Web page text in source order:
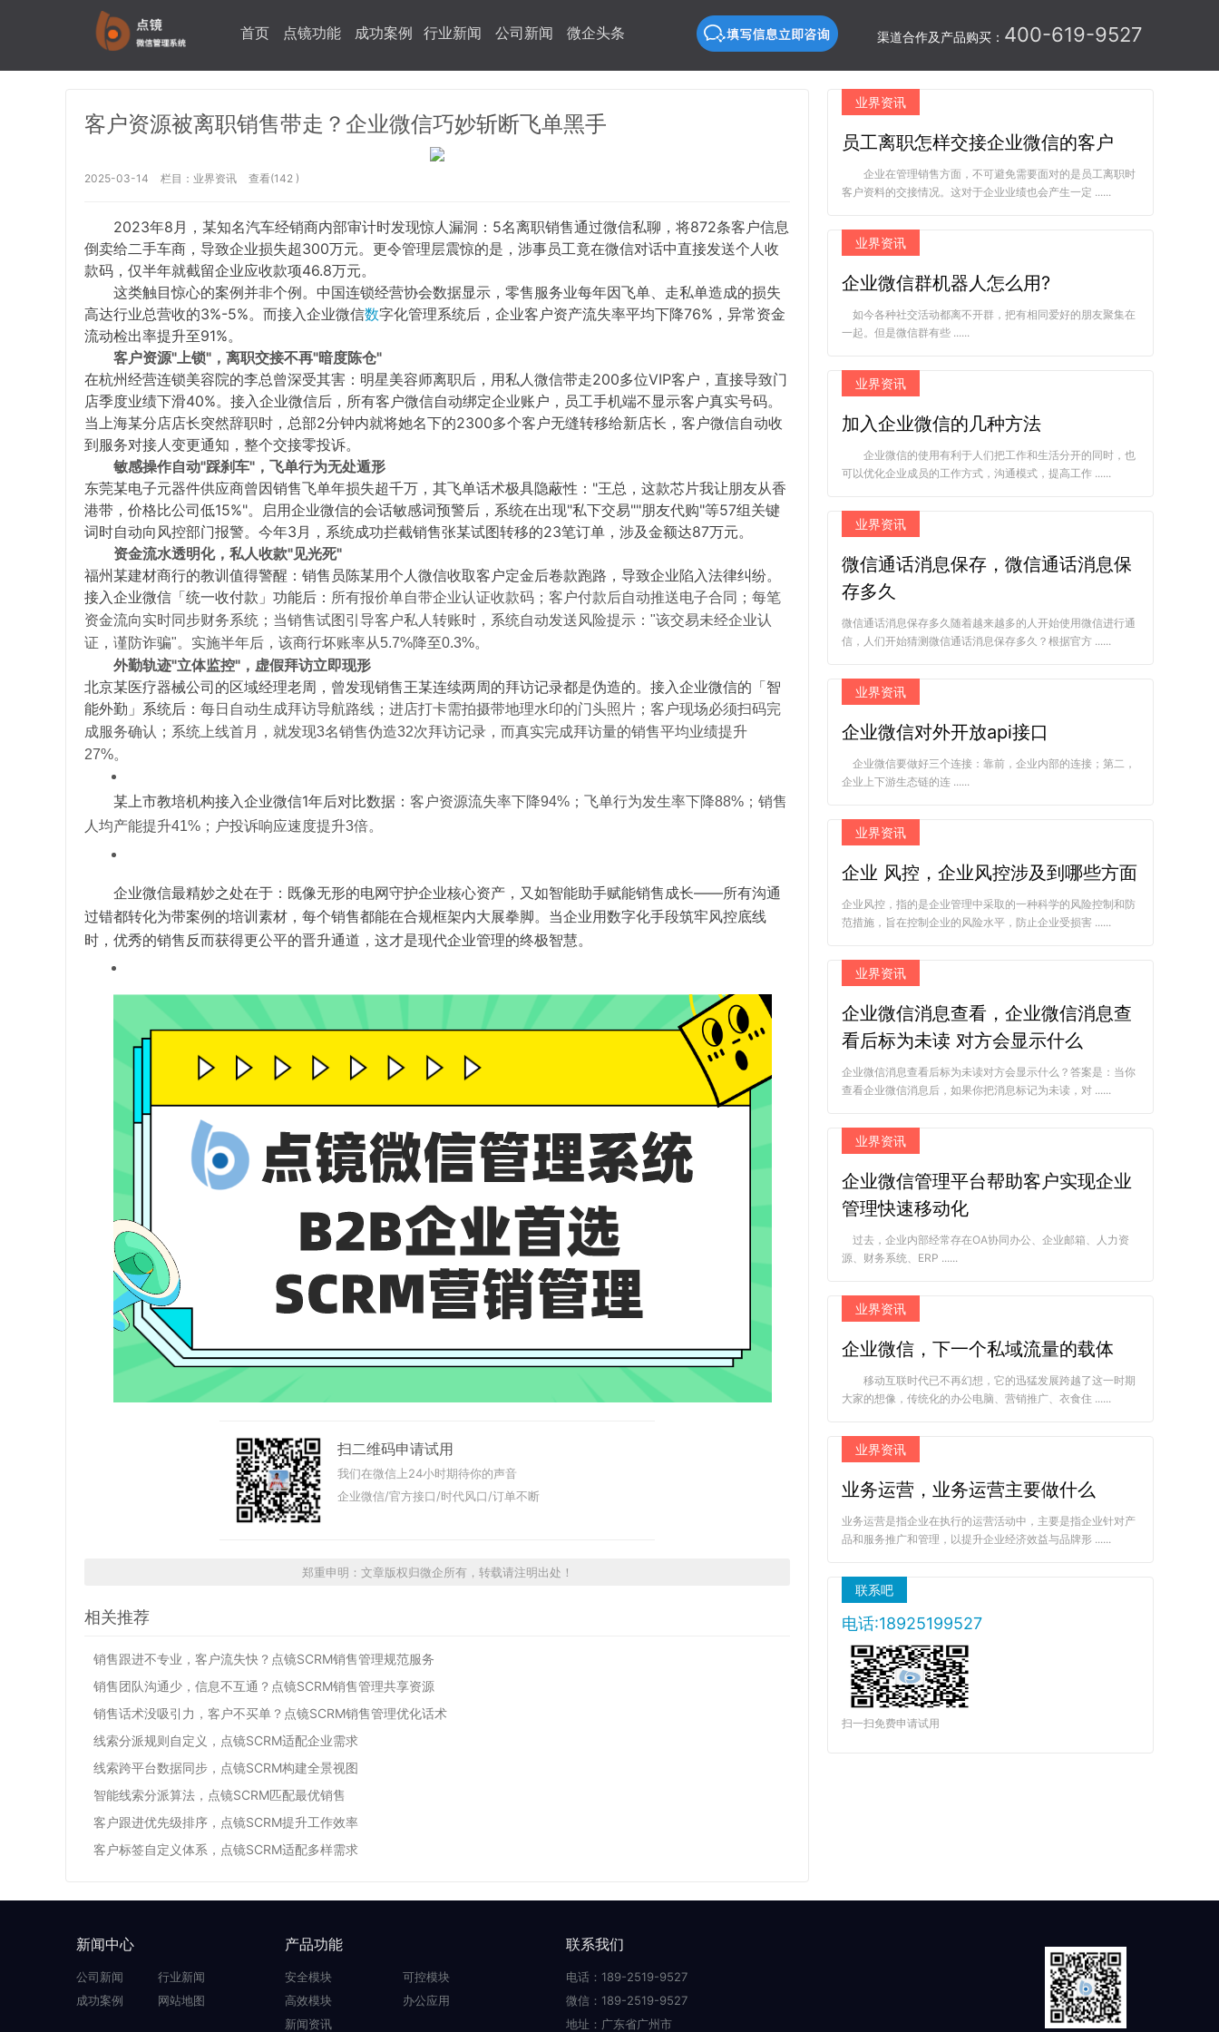
渠道合作及产品购买： 400-619-9527
首页 点镜功能 成功案例 行业新闻 公司新闻 微企头条
客户资源被离职销售带走？企业微信巧妙斩断飞单黑手
2025-03-14 栏目： 业界资讯 查看(142 )
2023年8月，某知名汽车经销商内部审计时发现惊人漏洞：5名离职销售通过微信私聊，将872条客户信息
倒卖给二手车商，导致企业损失超300万元。更令管理层震惊的是，涉事员工竟在微信对话中直接发送个人收
款码，仅半年就截留企业应收款项46.8万元。
这类触目惊心的案例并非个例。中国连锁经营协会数据显示，零售服务业每年因飞单、走私单造成的损失
高达行业总营收的3%-5%。而接入企业微信数字化管理系统后，企业客户资产流失率平均下降76%，异常资金
流动检出率提升至91%。
客户资源"上锁"，离职交接不再"暗度陈仓"
在杭州经营连锁美容院的李总曾深受其害：明星美容师离职后，用私人微信带走200多位VIP客户，直接导致门
店季度业绩下滑40%。接入企业微信后，所有客户微信自动绑定企业账户，员工手机端不显示客户真实号码。
当上海某分店店长突然辞职时，总部2分钟内就将她名下的2300多个客户无缝转移给新店长，客户微信自动收
到服务对接人变更通知，整个交接零投诉。
敏感操作自动"踩刹车"，飞单行为无处遁形
东莞某电子元器件供应商曾因销售飞单年损失超千万，其飞单话术极具隐蔽性："王总，这款芯片我让朋友从香
港带，价格比公司低15%"。启用企业微信的会话敏感词预警后，系统在出现"私下交易""朋友代购"等57组关键
词时自动向风控部门报警。今年3月，系统成功拦截销售张某试图转移的23笔订单，涉及金额达87万元。
资金流水透明化，私人收款"见光死"
福州某建材商行的教训值得警醒：销售员陈某用个人微信收取客户定金后卷款跑路，导致企业陷入法律纠纷。
接入企业微信「统一收付款」功能后： 所有报价单自带企业认证收款码； 客户付款后自动推送电子合同； 每笔
资金流向实时同步财务系统； 当销售试图引导客户私人转账时，系统自动发送风险提示："该交易未经企业认
证，谨防诈骗"。实施半年后，该商行坏账率从5.7%降至0.3%。
外勤轨迹"立体监控"，虚假拜访立即现形
北京某医疗器械公司的区域经理老周，曾发现销售王某连续两周的拜访记录都是伪造的。接入企业微信的「智
能外勤」系统后： 每日自动生成拜访导航路线； 进店打卡需拍摄带地理水印的门头照片； 客户现场必须扫码完
成服务确认； 系统上线首月，就发现3名销售伪造32次拜访记录，而真实完成拜访量的销售平均业绩提升
27%。
某上市教培机构接入企业微信1年后对比数据： 客户资源流失率下降94%； 飞单行为发生率下降88%； 销售
人均产能提升41%； 户投诉响应速度提升3倍。
企业微信最精妙之处在于：既像无形的电网守护企业核心资产，又如智能助手赋能销售成长——所有沟通
过错都转化为带案例的培训素材，每个销售都能在合规框架内大展拳脚。当企业用数字化手段筑牢风控底线
时，优秀的销售反而获得更公平的晋升通道，这才是现代企业管理的终极智慧。
扫二维码申请试用
我们在微信上24小时期待你的声音
企业微信/官方接口/时代风口/订单不断
郑重申明：文章版权归微企所有，转载请注明出处！
相关推荐
销售跟进不专业，客户流失快？点镜SCRM销售管理规范服务
销售团队沟通少，信息不互通？点镜SCRM销售管理共享资源
销售话术没吸引力，客户不买单？点镜SCRM销售管理优化话术
线索分派规则自定义，点镜SCRM适配企业需求
线索跨平台数据同步，点镜SCRM构建全景视图
智能线索分派算法，点镜SCRM匹配最优销售
客户跟进优先级排序，点镜SCRM提升工作效率
客户标签自定义体系，点镜SCRM适配多样需求
业界资讯
员工离职怎样交接企业微信的客户
企业在管理销售方面，不可避免需要面对的是员工离职时
客户资料的交接情况。这对于企业业绩也会产生一定 ......
业界资讯
企业微信群机器人怎么用?
如今各种社交活动都离不开群，把有相同爱好的朋友聚集在
一起。但是微信群有些 ......
业界资讯
加入企业微信的几种方法
企业微信的使用有利于人们把工作和生活分开的同时，也
可以优化企业成员的工作方式，沟通模式，提高工作 ......
业界资讯
微信通话消息保存，微信通话消息保
存多久
微信通话消息保存多久随着越来越多的人开始使用微信进行通
信，人们开始猜测微信通话消息保存多久？根据官方 ......
业界资讯
企业微信对外开放api接口
企业微信要做好三个连接：靠前，企业内部的连接；第二，
企业上下游生态链的连 ......
业界资讯
企业 风控，企业风控涉及到哪些方面
企业风控，指的是企业管理中采取的一种科学的风险控制和防
范措施，旨在控制企业的风险水平，防止企业受损害 ......
业界资讯
企业微信消息查看，企业微信消息查
看后标为未读 对方会显示什么
企业微信消息查看后标为未读对方会显示什么？答案是：当你
查看企业微信消息后，如果你把消息标记为未读，对 ......
业界资讯
企业微信管理平台帮助客户实现企业
管理快速移动化
过去，企业内部经常存在OA协同办公、企业邮箱、人力资
源、财务系统、ERP ......
业界资讯
企业微信，下一个私域流量的载体
移动互联时代已不再幻想，它的迅猛发展跨越了这一时期
大家的想像，传统化的办公电脑、营销推广、衣食住 ......
业界资讯
业务运营，业务运营主要做什么
业务运营是指企业在执行的运营活动中，主要是指企业针对产
品和服务推广和管理，以提升企业经济效益与品牌形 ......
联系吧
电话:18925199527
扫一扫免费申请试用
新闻中心
公司新闻
行业新闻
成功案例
网站地图
产品功能
安全模块
可控模块
高效模块
办公应用
新闻资讯
联系我们
电话：189-2519-9527
微信：189-2519-9527
地址：广东省广州市